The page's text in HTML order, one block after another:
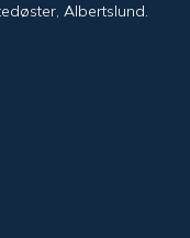
Alberts­lund.